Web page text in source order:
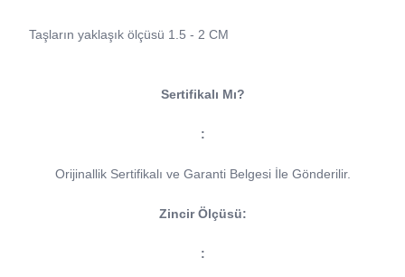
Taşların yaklaşık ölçüsü 1.5 - 2 CM
Sertifikalı Mı?
:
Orijinallik Sertifikalı ve Garanti Belgesi İle Gönderilir.
Zincir Ölçüsü:
: